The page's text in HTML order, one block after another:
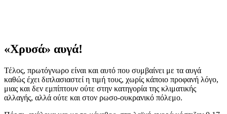
«Χρυσά» αυγά!
Τέλος, πρωτόγνωρο είναι και αυτό που συμβαίνει με τα αυγά
καθώς έχει διπλασιαστεί η τιμή τους, χωρίς κάποιο προφανή λόγο,
μιας και δεν εμπίπτουν ούτε στην κατηγορία της κλιματικής
αλλαγής, αλλά ούτε και στον ρωσο-ουκρανικό πόλεμο.